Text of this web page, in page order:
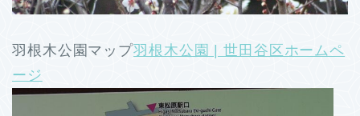
羽根木公園マップ羽根木公園 | 世田谷区ホームペ
ージ